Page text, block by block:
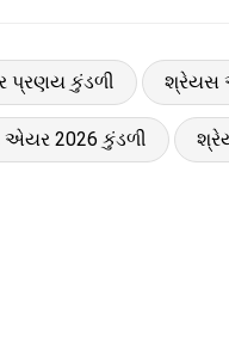
કુંડળી શ્રેયસ
2026 કુંડળી